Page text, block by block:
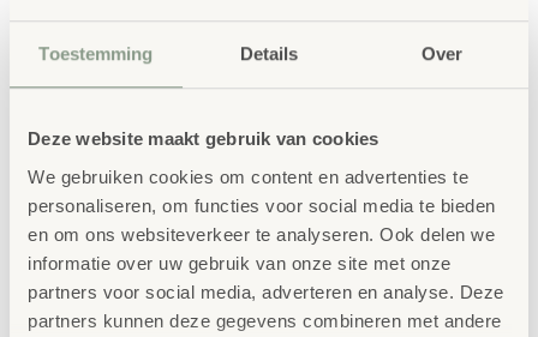
Toestemming Details Over
Deze website maakt gebruik van cookies
We gebruiken cookies om content en advertenties te
personaliseren, om functies voor social media te bieden
en om ons websiteverkeer te analyseren. Ook delen we
informatie over uw gebruik van onze site met onze
partners voor social media, adverteren en analyse. Deze
partners kunnen deze gegevens combineren met andere
Gerelateerde
producten